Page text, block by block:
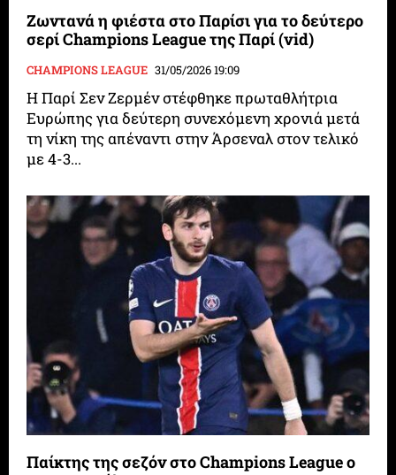
Ζωντανά η φιέστα στο Παρίσι για το δεύτερο
σερί Champions League της Παρί (vid)
CHAMPIONS LEAGUE 31/05/2026 19:09
Η Παρί Σεν Ζερμέν στέφθηκε πρωταθλήτρια
Ευρώπης για δεύτερη συνεχόμενη χρονιά μετά
τη νίκη της απέναντι στην Άρσεναλ στον τελικό
με 4-3...
Παίκτης της σεζόν στο Champions League ο